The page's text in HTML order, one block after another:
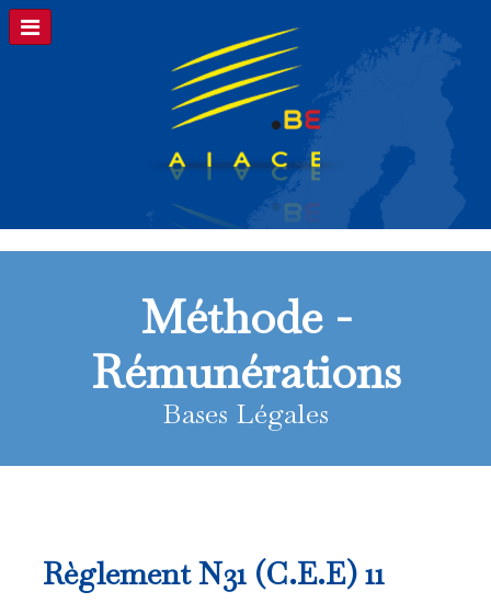
Méthode -
Rémunérations
Bases Légales
Règlement N31 (C.E.E) 11